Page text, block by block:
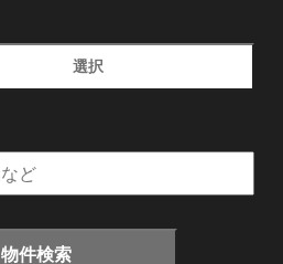
選択
物件検索